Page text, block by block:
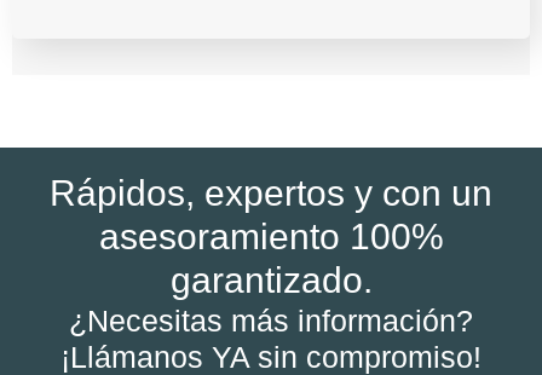
Rápidos, expertos y con un
asesoramiento 100%
garantizado.
¿Necesitas más información?
¡Llámanos YA sin compromiso!